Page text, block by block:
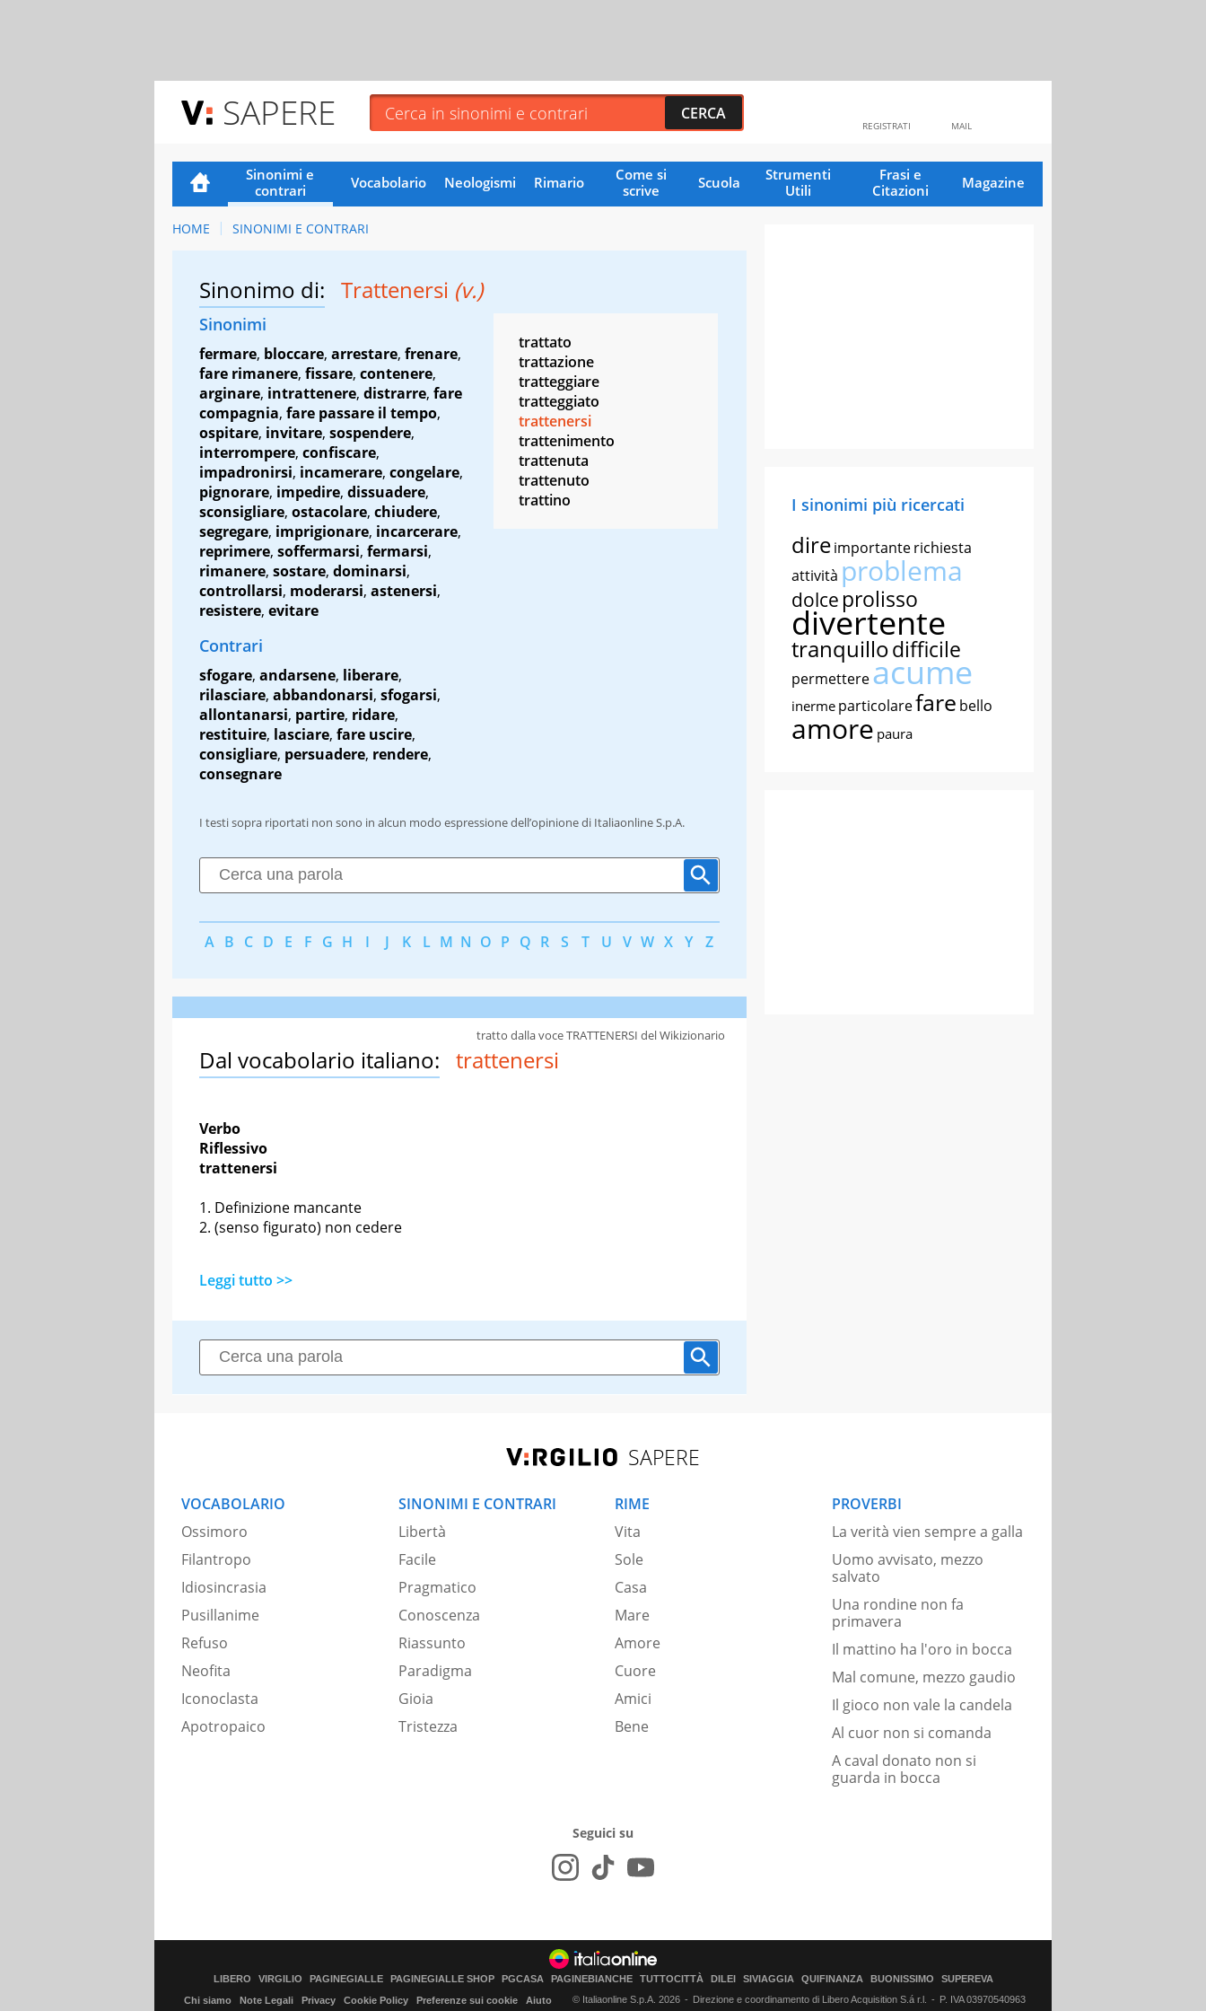
SAPERE MAIL
REGISTRATI
Sinonimi e
contrari
Vocabolario Neologismi Rimario
Come si
scrive
Scuola
Strumenti
Utili
Frasi e
Citazioni
Magazine
HOME SINONIMI E CONTRARI
Sinonimo di: Trattenersi (v.)
Sinonimi
fermare, bloccare, arrestare, frenare,
fare rimanere, fissare, contenere,
arginare, intrattenere, distrarre, fare
compagnia, fare passare il tempo,
ospitare, invitare, sospendere,
interrompere, confiscare,
impadronirsi, incamerare, congelare,
pignorare, impedire, dissuadere,
sconsigliare, ostacolare, chiudere,
segregare, imprigionare, incarcerare,
reprimere, soffermarsi, fermarsi,
rimanere, sostare, dominarsi,
controllarsi, moderarsi, astenersi,
resistere, evitare
Contrari
sfogare, andarsene, liberare,
rilasciare, abbandonarsi, sfogarsi,
allontanarsi, partire, ridare,
restituire, lasciare, fare uscire,
consigliare, persuadere, rendere,
consegnare
trattato
trattazione
tratteggiare
tratteggiato
trattenersi
trattenimento
trattenuta
trattenuto
trattino
I testi sopra riportati non sono in alcun modo espressione dell’opinione di Italiaonline S.p.A.
A B C D E F G H I J K L M N O P Q R S T U V W X Y Z
Dal vocabolario italiano: trattenersi
Verbo
Riflessivo
trattenersi
Definizione mancante
(senso figurato) non cedere
Leggi tutto >>
tratto dalla voce TRATTENERSI del Wikizionario
I sinonimi più ricercati
direimportanterichiesta
attività problema
dolce prolisso
divertente
tranquillodifficile
permettereacume
inerme particolarefare bello
amore paura
SAPERE
VOCABOLARIO
Ossimoro
Filantropo
Idiosincrasia
Pusillanime
Refuso
Neofita
Iconoclasta
Apotropaico
SINONIMI E CONTRARI
Libertà
Facile
Pragmatico
Conoscenza
Riassunto
Paradigma
Gioia
Tristezza
RIME
Vita
Sole
Casa
Mare
Amore
Cuore
Amici
Bene
PROVERBI
La verità vien sempre a galla
Uomo avvisato, mezzo
salvato
Una rondine non fa
primavera
Il mattino ha l'oro in bocca
Mal comune, mezzo gaudio
Il gioco non vale la candela
Al cuor non si comanda
A caval donato non si
guarda in bocca
Seguici su
LIBERO VIRGILIO PAGINEGIALLE PAGINEGIALLE SHOP PGCASA PAGINEBIANCHE TUTTOCITTÀ DILEI SIVIAGGIA QUIFINANZA BUONISSIMO
SUPEREVA
Chi siamo
Note Legali Privacy Cookie Policy Preferenze sui cookie Aiuto © Italiaonline S.p.A. 2026 Direzione e coordinamento di Libero Acquisition S.á r.l. P. IVA 03970540963